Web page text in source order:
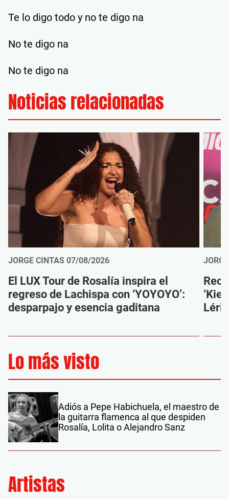
Te lo digo todo y no te digo na
No te digo na
No te digo na
Noticias relacionadas
JORGE CINTAS 07/08/2026
El LUX Tour de Rosalía inspira el
regreso de Lachispa con ‘YOYOYO’:
desparpajo y esencia gaditana
Lo más visto
Adiós a Pepe Habichuela, el maestro de
la guitarra flamenca al que despiden
Rosalía, Lolita o Alejandro Sanz
Artistas